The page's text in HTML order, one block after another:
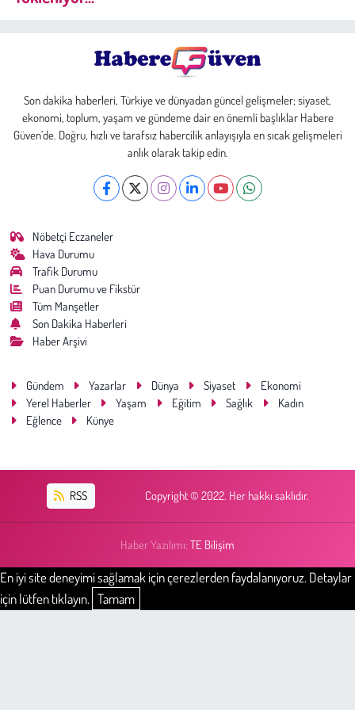
Son dakika haberleri, Türkiye ve dünyadan güncel gelişmeler; siyaset,
ekonomi, toplum, yaşam ve gündeme dair en önemli başlıklar Habere
Güven’de. Doğru, hızlı ve tarafsız habercilik anlayışıyla en sıcak gelişmeleri
anlık olarak takip edin.
Nöbetçi Eczaneler
Hava Durumu
Trafik Durumu
Puan Durumu ve Fikstür
Tüm Manşetler
Son Dakika Haberleri
Haber Arşivi
Gündem Yazarlar Dünya Siyaset
Ekonomi
Yerel Haberler
Yaşam Eğitim Sağlık
Kadın
Eğlence
Künye
RSS Copyright © 2022. Her hakkı saklıdır.
Haber Yazılımı: TE Bilişim
En iyi site deneyimi sağlamak için çerezlerden faydalanıyoruz. Detaylar
için lütfen tıklayın. Tamam